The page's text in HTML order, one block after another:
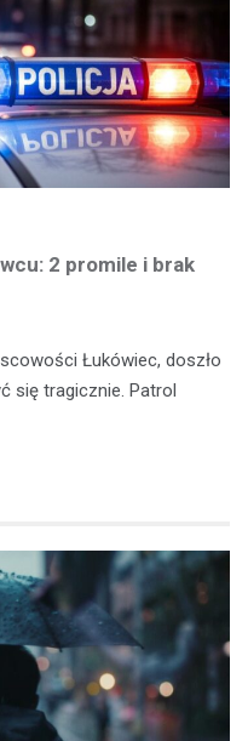
2 promile i brak
Łukówiec, doszło
się tragicznie. Patrol